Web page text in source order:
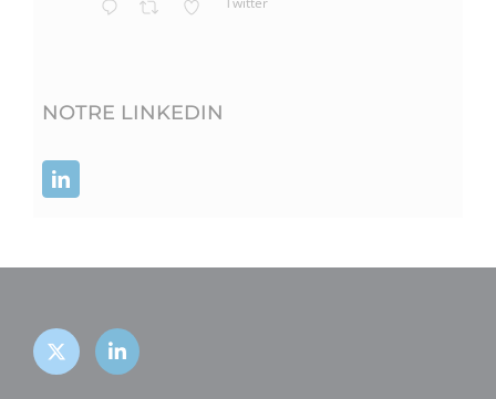
NOTRE LINKEDIN